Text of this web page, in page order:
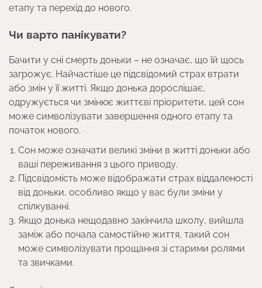
етапу та перехід до нового.
Чи варто панікувати?
Бачити у сні смерть доньки – не означає, що їй щось
загрожує. Найчастіше це підсвідомий страх втрати
або змін у її житті. Якщо донька дорослішає,
одружується чи змінює життєві пріоритети, цей сон
може символізувати завершення одного етапу та
початок нового.
Сон може означати великі зміни в житті доньки або
ваші переживання з цього приводу.
Підсвідомість може відображати страх віддаленості
від доньки, особливо якщо у вас були зміни у
спілкуванні.
Якщо донька нещодавно закінчила школу, вийшла
заміж або почала самостійне життя, такий сон
може символізувати прощання зі старими ролями
та звичками.